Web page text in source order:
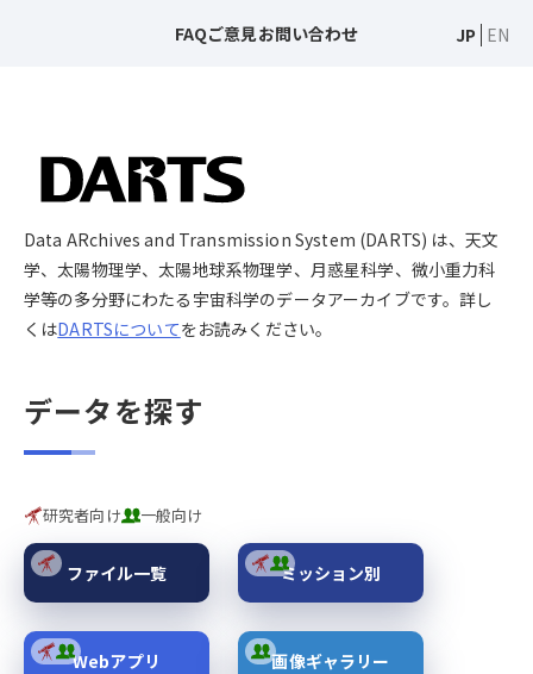
FAQご意見お問い合わせ JP EN
Data ARchives and Transmission System (DARTS) は、天文
学、太陽物理学、太陽地球系物理学、月惑星科学、微小重力科
学等の多分野にわたる宇宙科学のデータアーカイブです。詳し
くはDARTSについてをお読みください。
データを探す
研究者向け 一般向け
ファイル一覧 ミッション別
Webアプリ 画像ギャラリー